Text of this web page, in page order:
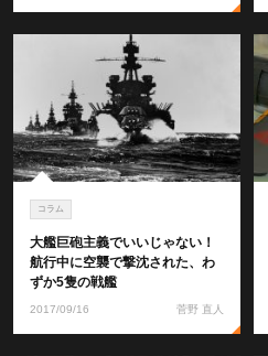
コラム
大艦巨砲主義でいいじゃない！
航行中に空襲で撃沈された、わ
ずか5隻の戦艦
2017/09/16 菅野 直人